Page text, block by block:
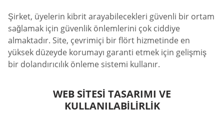
Şirket, üyelerin kibrit arayabilecekleri güvenli bir ortam
sağlamak için güvenlik önlemlerini çok ciddiye
almaktadır. Site, çevrimiçi bir flört hizmetinde en
yüksek düzeyde korumayı garanti etmek için gelişmiş
bir dolandırıcılık önleme sistemi kullanır.
WEB SITESI TASARIMI VE
KULLANILABILIRLIK